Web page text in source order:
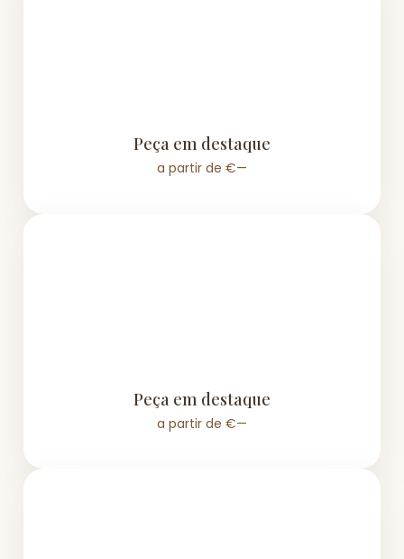
Peça em destaque
a partir de €—
Peça em destaque
a partir de €—